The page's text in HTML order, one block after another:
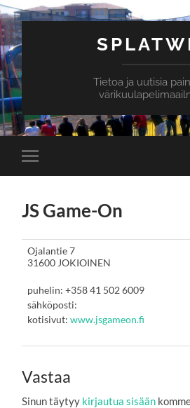
Tietoa ja uutisia
Toggle
mobile
JS Game-On
Ojalantie 7
31600 JOKIOINEN
puhelin: +358 41 502 6009
sähköposti:
kotisivut:www.jsgameon.fi
Vastaa
Sinun täytyy kirjautua sisään